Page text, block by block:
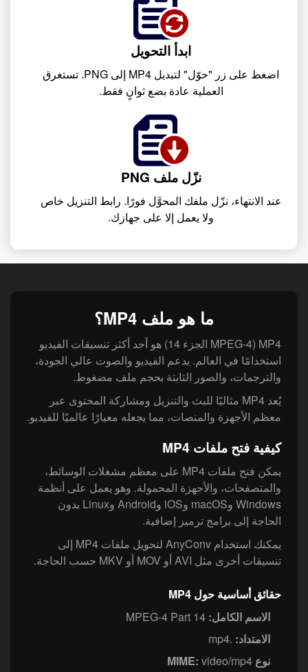
ابدأ التحويل
اضغط على زر "حوّل" لتبديل MP4 إلى PNG. تستغرق
العملية عادة بضع ثوانٍ فقط.
نزّل ملف PNG
عند الانتهاء، نزّل ملفك المحوَّل فورًا. رابط التنزيل خاص
ولا يعمل إلا على جهازك.
ما هو ملف MP4؟
MP4 (MPEG-4 الجزء 14) هو أحد أكثر تنسيقات الفيديو
استخدامًا في العالم. يدعم الفيديو والصوت عالي الجودة،
والترجمات، والصور الثابتة بحجم ملف مضغوط.
يُعد MP4 مثاليًا للبث والتنزيل ومشاركة المحتوى عبر
معظم الأجهزة والمنصات، مما يجعله معيارًا عالميًا للفيديو.
كيفية فتح ملفات MP4
يمكن فتح ملفات MP4 على معظم مشغلات الوسائط،
والمتصفحات، والأجهزة المحمولة. وهو يعمل على أنظمة
Windows وmacOS وiOS وAndroid وLinux بدون
الحاجة إلى برامج ترميز إضافية.
يمكنك استخدام AnyConv لتحويل ملفات MP4 إلى
تنسيقات أخرى مثل AVI أو MOV أو MKV حسب الحاجة.
حقائق أساسية حول MP4
الاسم الكامل:
الامتداد: .mp4
نوع MIME: video/mp4